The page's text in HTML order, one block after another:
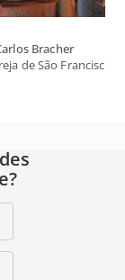
Bracher
de São Francisco